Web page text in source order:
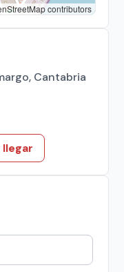
contributors
Cantabria
llegar